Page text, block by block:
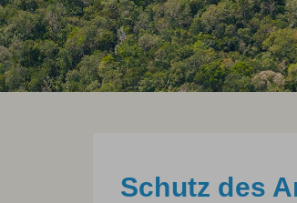
Schutz des